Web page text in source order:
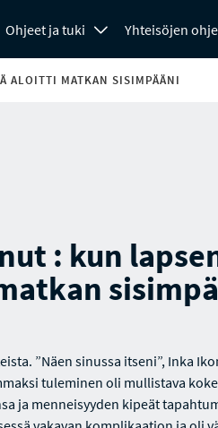
Ohjeet ja tuki Yhteisöjen
ALOITTI MATKAN SISIMPÄÄNI
: kun
”Näen sinussa itseni”, Inka
tuleminen oli mullistava
ja menneisyyden kipeät